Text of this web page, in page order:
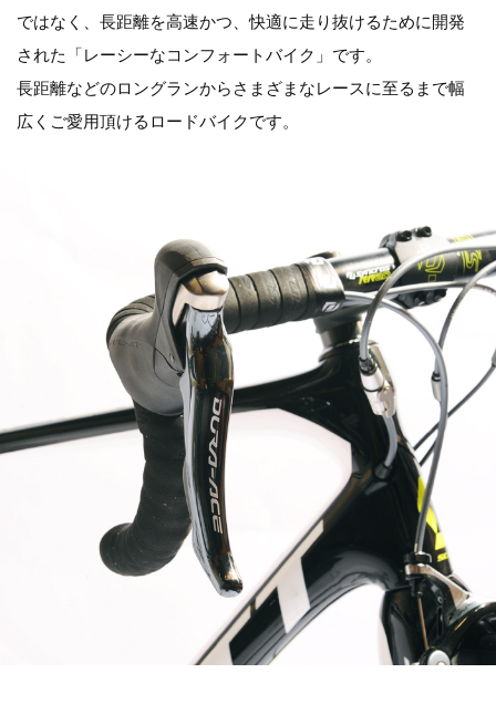
ではなく、長距離を高速かつ、快適に走り抜けるために開発
された「レーシーなコンフォートバイク」です。
長距離などのロングランからさまざまなレースに至るまで幅
広くご愛用頂けるロードバイクです。